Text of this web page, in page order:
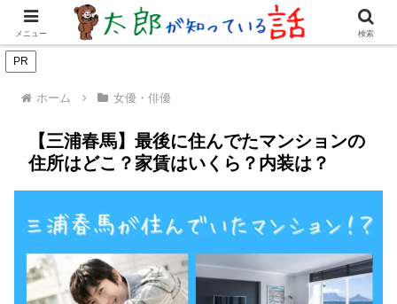
女優・俳優 有名人 youtuber 歌手・グループ ドラマ・
PR
ホーム 女優・俳優
【三浦春馬】最後に住んでたマンションの
住所はどこ？家賃はいくら？内装は？
メニュー 検索